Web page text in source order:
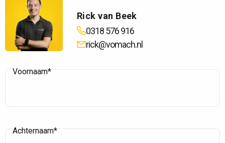
Rick van Beek
0318 576 916
rick@vomach.nl
Voornaam*
Achternaam*